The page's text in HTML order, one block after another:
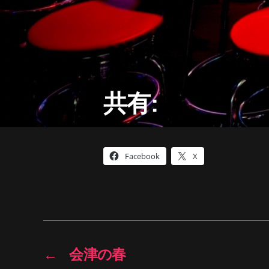
共有:
Facebook X
← 会津の春